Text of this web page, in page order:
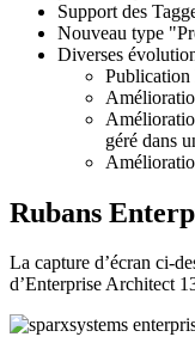
Support des
Nouveau type
Diverses
géré dans
Rubans
La capture d’écran ci-
d’Enterprise Architect